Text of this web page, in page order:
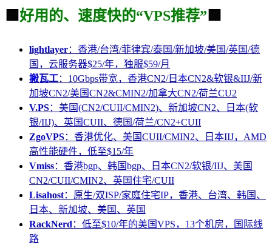
🟩 好用的、速度快的“VPS推荐” 🟩
lightlayer：香港/台湾/菲律宾/泰国/新加坡/美国/英国/德
国，云服务器$25/年，独服$59/月
搬瓦工：10Gbps带宽，香港CN2/日本CN2&软银&IIJ/新
加坡CN2/美国CN2&CMIN2/加拿大CN2/荷兰CU2
V.PS：美国(CN2/CUII/CMIN2)、新加坡CN2、日本(软
银/IIJ)、英国CUII、德国/荷兰/CN2+CUII
ZgoVPS：香港优化、美国CUII/CMIN2、日本IIJ，AMD
高性能硬件，低至$15/年
Vmiss：香港bgp、韩国bgp、日本CN2/软银/IIJ、美国
CN2/CUII/CMIN2、英国住宅/CUII
Lisahost：原生/双ISP/家庭住宅IP，香港、台湾、韩国、
日本、新加坡、美国、英国
RackNerd：低至$10/年的美国VPS，13个机房，国际线
路